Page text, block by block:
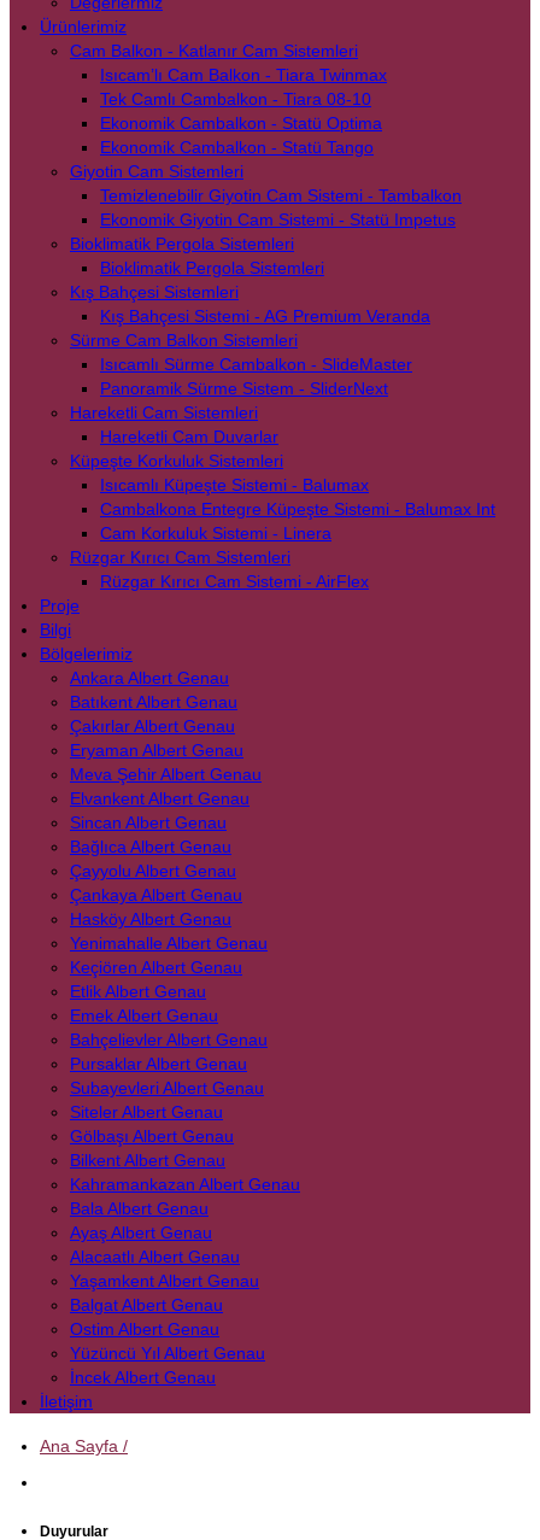
Ürünlerimiz
Cam Balkon - Katlanır Cam Sistemleri
Isıcam’lı Cam Balkon - Tiara Twinmax
Tek Camlı Cambalkon - Tiara 08-10
Ekonomik Cambalkon - Statü Optima
Ekonomik Cambalkon - Statü Tango
Giyotin Cam Sistemleri
Temizlenebilir Giyotin Cam Sistemi - Tambalkon
Ekonomik Giyotin Cam Sistemi - Statü Impetus
Bioklimatik Pergola Sistemleri
Bioklimatik Pergola Sistemleri
Kış Bahçesi Sistemleri
Kış Bahçesi Sistemi - AG Premium Veranda
Sürme Cam Balkon Sistemleri
Isıcamlı Sürme Cambalkon - SlideMaster
Panoramik Sürme Sistem - SliderNext
Hareketli Cam Sistemleri
Hareketli Cam Duvarlar
Küpeşte Korkuluk Sistemleri
Isıcamlı Küpeşte Sistemi - Balumax
Cambalkona Entegre Küpeşte Sistemi - Balumax Int
Cam Korkuluk Sistemi - Linera
Rüzgar Kırıcı Cam Sistemleri
Rüzgar Kırıcı Cam Sistemi - AirFlex
Proje
Bilgi
Bölgelerimiz
Ankara Albert Genau
Batıkent Albert Genau
Çakırlar Albert Genau
Eryaman Albert Genau
Meva Şehir Albert Genau
Elvankent Albert Genau
Sincan Albert Genau
Bağlıca Albert Genau
Çayyolu Albert Genau
Çankaya Albert Genau
Hasköy Albert Genau
Yenimahalle Albert Genau
Keçiören Albert Genau
Etlik Albert Genau
Emek Albert Genau
Bahçelievler Albert Genau
Pursaklar Albert Genau
Subayevleri Albert Genau
Siteler Albert Genau
Gölbaşı Albert Genau
Bilkent Albert Genau
Kahramankazan Albert Genau
Bala Albert Genau
Ayaş Albert Genau
Alacaatlı Albert Genau
Yaşamkent Albert Genau
Balgat Albert Genau
Ostim Albert Genau
Yüzüncü Yıl Albert Genau
İncek Albert Genau
İletişim
Ana Sayfa /
Duyurular